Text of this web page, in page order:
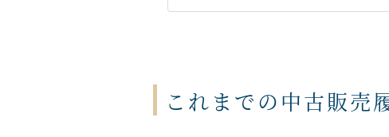
これまでの中古販売